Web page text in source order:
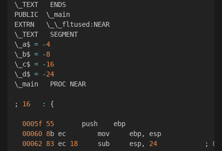
\_TEXT   ENDS
PUBLIC  \_main
EXTRN   \_\_fltused : NEAR
\_TEXT   SEGMENT
\_a$ = -4
\_b$ = -8
\_c$ = -16
\_d$ = -24
\_main   PROC NEAR
; 16 : {
0005f 55
       push    ebp
00060 8b ec        mov     ebp, esp
00062 83 ec 18
     sub     esp
, 24 ;